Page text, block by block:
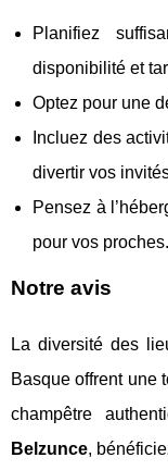
Planifiez
disponibilité et
Optez pour une
Incluez des
divertir vos
Pensez à
pour vos proches.
Notre avis
La diversité des
Basque offrent une
champêtre
Belzunce,